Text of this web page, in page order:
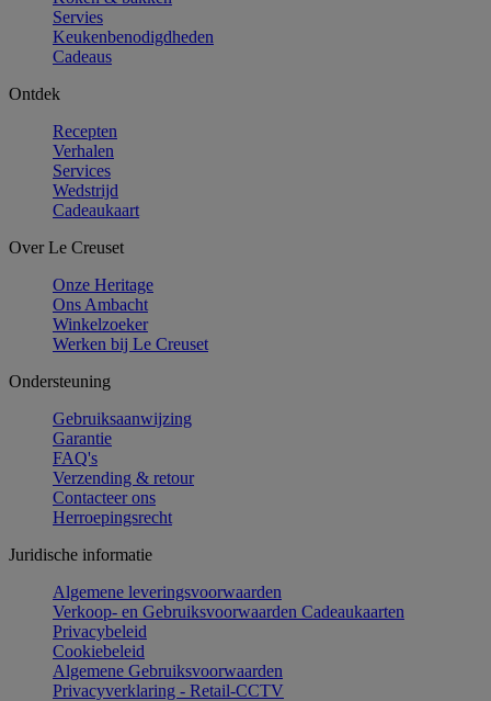
Servies
Keukenbenodigdheden
Cadeaus
Ontdek
Recepten
Verhalen
Services
Wedstrijd
Cadeaukaart
Over Le Creuset
Onze Heritage
Ons Ambacht
Winkelzoeker
Werken bij Le Creuset
Ondersteuning
Gebruiksaanwijzing
Garantie
FAQ's
Verzending & retour
Contacteer ons
Herroepingsrecht
Juridische informatie
Algemene leveringsvoorwaarden
Verkoop- en Gebruiksvoorwaarden Cadeaukaarten
Privacybeleid
Cookiebeleid
Algemene Gebruiksvoorwaarden
Privacyverklaring - Retail-CCTV